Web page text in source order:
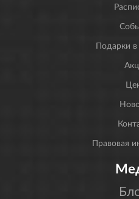
Подарки
Правовая